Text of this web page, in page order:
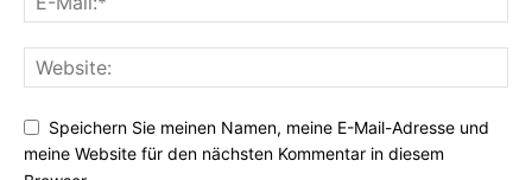
Speichern Sie meinen Namen, meine E-Mail-Adresse und
meine Website für den nächsten Kommentar in diesem